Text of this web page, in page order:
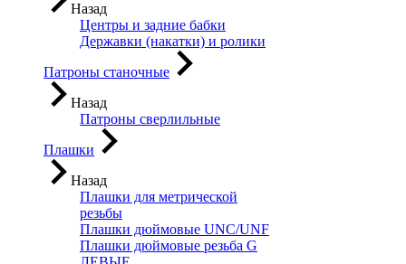
Назад
Центры и задние бабки
Державки (накатки) и ролики
Патроны станочные
Назад
Патроны сверлильные
Плашки
Назад
Плашки для метрической
резьбы
Плашки дюймовые UNC/UNF
Плашки дюймовые резьба G